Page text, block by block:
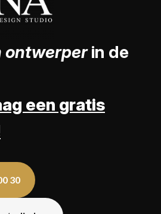
ontwerperin de
een gratis
30